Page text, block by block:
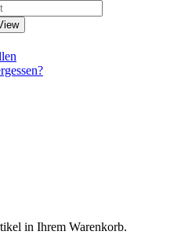
in Ihrem Warenkorb.